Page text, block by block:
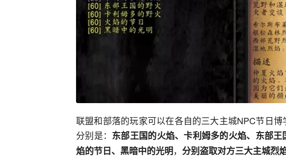
联盟和部落的玩家可以在各自的三大主城NPC节日博
分别是： 东部王国的火焰、卡利姆多的火焰、东部
焰的节日、黑暗中的光明， 分别盗取对方三大主城烈